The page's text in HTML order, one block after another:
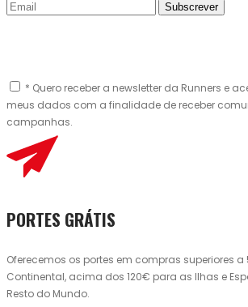
Subscrever
* Quero receber a newsletter da Runners e
meus dados com a finalidade de receber
campanhas.
PORTES GRÁTIS
Oferecemos os portes em compras superiores
Continental, acima dos 120€ para as Ilhas e
Resto do Mundo.